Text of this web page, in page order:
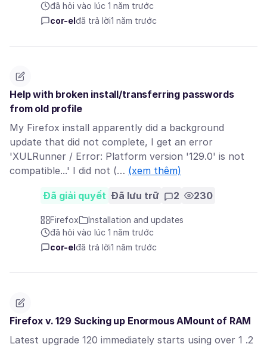
đã hỏi vào lúc 1 năm trước
cor-el đã trả lời1 năm trước
Help with broken install/transferring passwords
from old profile
My Firefox install apparently did a background
update that did not complete, I get an error
'XULRunner / Error: Platform version '129.0' is not
compatible...' I did not (… (xem thêm)
Đã giải quyết Đã lưu trữ 2 230
Firefox
Installation and updates
đã hỏi vào lúc 1 năm trước
cor-el đã trả lời1 năm trước
Firefox v. 129 Sucking up Enormous AMount of RAM
Latest upgrade 120 immediately starts using over 1 .2